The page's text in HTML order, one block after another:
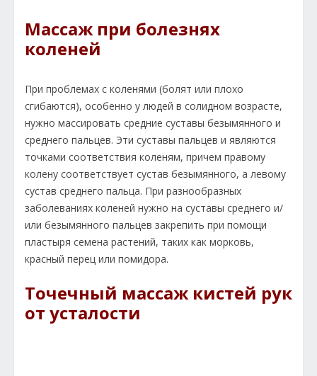
Массаж при болезнях
коленей
При проблемах с коленями (болят или плохо
сгибаются), особенно у людей в солидном возрасте,
нужно массировать средние суставы безымянного и
среднего пальцев. Эти суставы пальцев и являются
точками соответствия коленям, причем правому
колену соответствует сустав безымянного, а левому
сустав среднего пальца. При разнообразных
заболеваниях коленей нужно на суставы среднего и/
или безымянного пальцев закрепить при помощи
пластыря семена растений, таких как морковь,
красный перец или помидора.
Точечный массаж кистей рук
от усталости